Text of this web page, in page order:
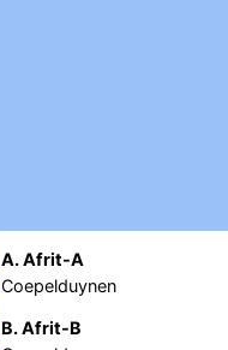
A. Afrit-A
Coepelduynen
B. Afrit-B